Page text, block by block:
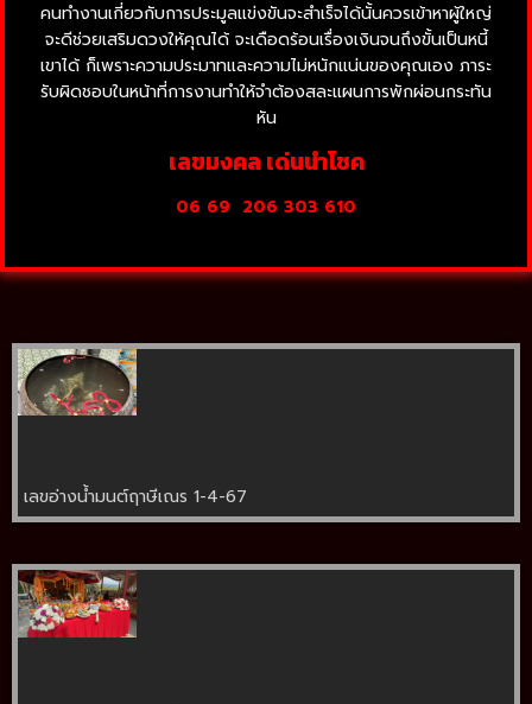
คนทำงานเกี่ยวกับการประมูลแข่งขันจะสำเร็จได้นั้นควรเข้าหาผู้ใหญ่
จะดีช่วยเสริมดวงให้คุณได้ จะเดือดร้อนเรื่องเงินจนถึงขั้นเป็นหนี้
เขาได้ ก็เพราะความประมาทและความไม่หนักแน่นของคุณเอง ภาระ
รับผิดชอบในหน้าที่การงานทำให้จำต้องสละแผนการพักผ่อนกระทัน
หัน
เลขมงคล เด่นนำโชค
06 69 206 303 610
เลขอ่างน้ำมนต์ฤาษีเณร 1-4-67